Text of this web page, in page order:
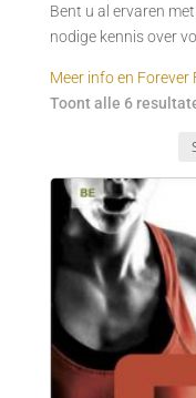
Bent u al ervaren
nodige kennis over
Meer info en Forever
Toont alle 6